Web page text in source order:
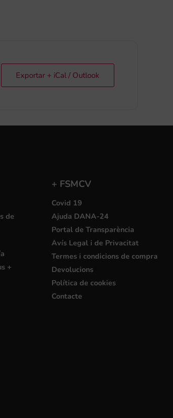
Exportar + iCal / Outlook
de
+
+ FSMCV
Covid 19
Ajuda DANA-24
Portal de Transparència
Avís Legal i de Privacitat
Termes i condicions de compra
Devolucions
Política de cookies
Contacte